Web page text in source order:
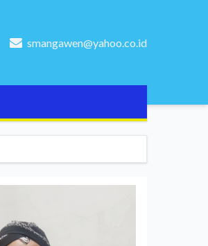
smangawen@yahoo.co.id